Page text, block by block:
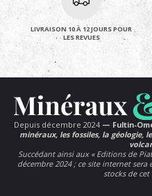
LIVRAISON 10 À 12 JOURS POUR
LES REVUES
Depuis décembre 2024 — Fultin-
minéraux, les fossiles, la géologie,
Succédant ainsi aux « Editions de
décembre 2024 ; ce site internet
stocks de